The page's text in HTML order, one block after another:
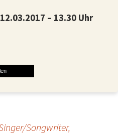
12.03.2017 – 13.30 Uhr
Songwriter,